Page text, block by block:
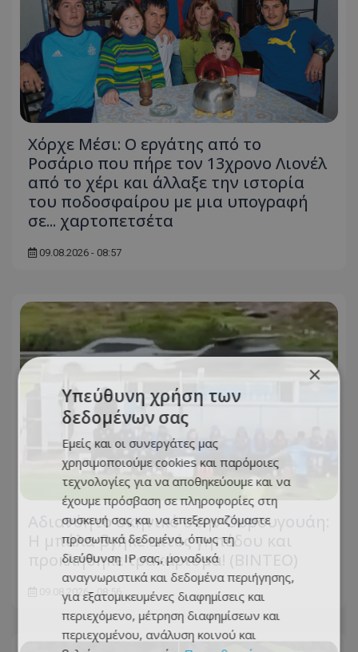
Χόρχε Μέσι: Ο εργάτης από το
Ροσάριο που πήρε τον 13χρονο Λιονέλ
από το χέρι και άλλαξε την ιστορία
του ποδοσφαίρου με μια υπογραφή
σε... χαρτοπετσέτα
09.08.2026 - 08:57
Αδιανόητο σκηνικό στην Ουρουγουάη:
Η μπάλα βγήκε εκτός γηπέδου και
προκλήθηκε τρακάρισμα! (BINTEO)
09.08.2026 - 08:56
×
Υπεύθυνη χρήση των
δεδομένων σας
Εμείς και οι συνεργάτες μας
χρησιμοποιούμε cookies και παρόμοιες
τεχνολογίες για να αποθηκεύουμε και να
έχουμε πρόσβαση σε πληροφορίες στη
συσκευή σας και να επεξεργαζόμαστε
προσωπικά δεδομένα, όπως τη
διεύθυνση IP σας, μοναδικά
αναγνωριστικά και δεδομένα περιήγησης,
για εξατομικευμένες διαφημίσεις και
περιεχόμενο, μέτρηση διαφημίσεων και
περιεχομένου, ανάλυση κοινού και